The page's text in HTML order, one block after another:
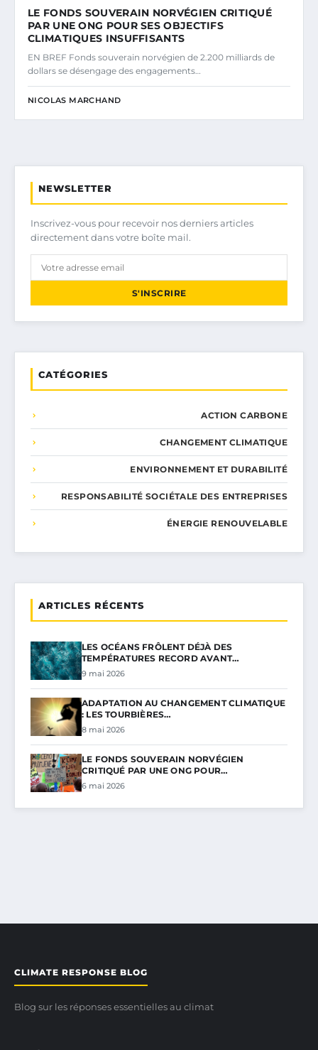
LE FONDS SOUVERAIN NORVÉGIEN CRITIQUÉ
PAR UNE ONG POUR SES OBJECTIFS
CLIMATIQUES INSUFFISANTS
EN BREF Fonds souverain norvégien de 2.200 milliards de
dollars se désengage des engagements…
NICOLAS MARCHAND
NEWSLETTER
Inscrivez-vous pour recevoir nos derniers articles
directement dans votre boîte mail.
S'INSCRIRE
CATÉGORIES
ACTION CARBONE
CHANGEMENT CLIMATIQUE
ENVIRONNEMENT ET DURABILITÉ
RESPONSABILITÉ SOCIÉTALE DES ENTREPRISES
ÉNERGIE RENOUVELABLE
ARTICLES RÉCENTS
LES OCÉANS FRÔLENT DÉJÀ DES
TEMPÉRATURES RECORD AVANT…
9 mai 2026
ADAPTATION AU CHANGEMENT CLIMATIQUE
: LES TOURBIÈRES…
8 mai 2026
LE FONDS SOUVERAIN NORVÉGIEN
CRITIQUÉ PAR UNE ONG POUR…
6 mai 2026
CLIMATE RESPONSE BLOG
Blog sur les réponses essentielles au climat